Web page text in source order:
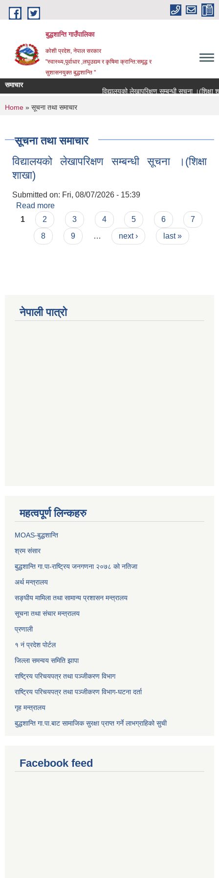
Skip to main content
बुद्धशान्ति गाउँपालिका
कोशी प्रदेश, नेपाल सरकार
"स्वास्थ्य,पूर्वाधार ,लघुउद्यम र कृषिमा क्रान्ति:समृद्ध र
सुशासनयुक्त बुद्धशान्ति "
समाचार
विद्यालयको लेखापरिक्षण सम्बन्धी सूचना ।(शिक्षा
You are here
Home » सूचना तथा समाचार
सूचना तथा समाचार
विद्यालयको लेखापरिक्षण सम्बन्धी सूचना ।(शिक्षा
शाखा)
Submitted on: Fri, 08/07/2026 - 15:39
Read more
शाखा)
Pages
1 2 3 4 5 6
7
8
9 … next › last »
नेपाली पात्रो
महत्वपूर्ण लिन्कहरु
MOAS-बुद्धशान्ति
श्रम संसार
बुद्धशान्ति गा.पा-राष्ट्रिय जनगणना २०७८ को नतिजा
अर्थ मन्त्रालय
सङ्‍घीय मामिला तथा सामान्य प्रशासन मन्त्रालय
सूचना तथा संचार मन्त्रालय
प्रणाली
१ नं प्रदेश पोर्टल
जिल्ला समन्वय समिति झापा
राष्ट्रिय परिचयपत्र तथा पञ्जीकरण विभाग
राष्ट्रिय परिचयपत्र तथा पञ्जीकरण विभाग-घटना दर्ता
गृह मन्त्रालय
बुद्धशान्ति गा.पा.बाट सामाजिक सुरक्षा प्राप्त गर्ने लाभग्राहिको सुची
Facebook feed